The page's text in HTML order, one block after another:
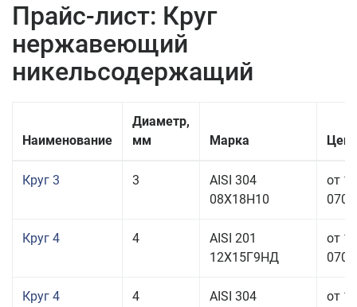
Прайс-лист: Круг
нержавеющий
никельсодержащий
Наименование
Диаметр,
мм
Марка
Круг 3 3
AISI 304
08Х18Н10
от
Круг 4 4
AISI 201
12Х15Г9НД
от
Круг 4 4
AISI 304
от